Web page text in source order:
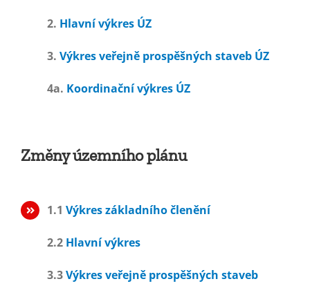
2. Hlavní výkres ÚZ
3. Výkres veřejně prospěšných staveb ÚZ
4a. Koordinační výkres ÚZ
Změny územního plánu
1.1Výkres základního členění
2.2 Hlavní výkres
3.3Výkres veřejně prospěšných staveb